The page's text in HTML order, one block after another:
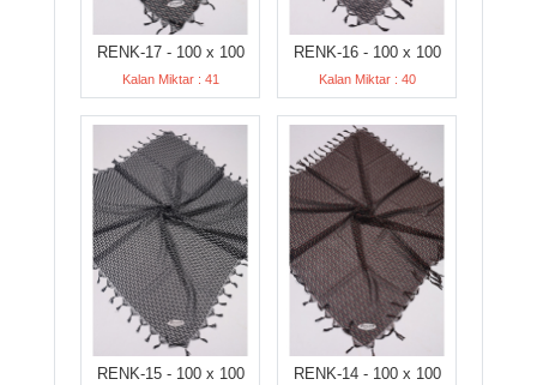
RENK-17 - 100 x 100
Kalan Miktar : 41
RENK-16 - 100 x 100
Kalan Miktar : 40
RENK-15 - 100 x 100 RENK-14 - 100 x 100